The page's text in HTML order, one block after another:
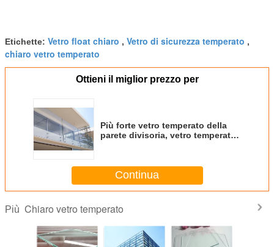
Etichette: Vetro float chiaro , Vetro di sicurezza temperato ,
chiaro vetro temperato
Ottieni il miglior prezzo per
Più forte vetro temperato della
parete divisoria, vetro temperato
Continua
Più Chiaro vetro temperato